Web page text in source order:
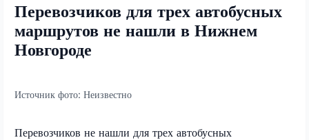
Перевозчиков для трех автобусных
маршрутов не нашли в Нижнем
Новгороде
Источник фото: Неизвестно
Перевозчиков не нашли для трех автобусных